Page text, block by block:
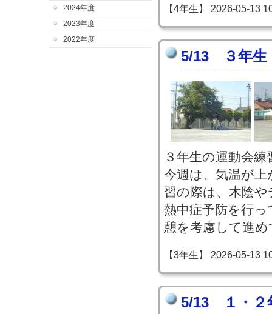
2024年度
2023年度
2022年度
【4年生】 2026-05-13
5/13 ３年
３年生の運動会
今週は、気温が
習の際は、木陰
熱中症予防を行
憩を考慮して進
【3年生】 2026-05-13
5/13 １・２